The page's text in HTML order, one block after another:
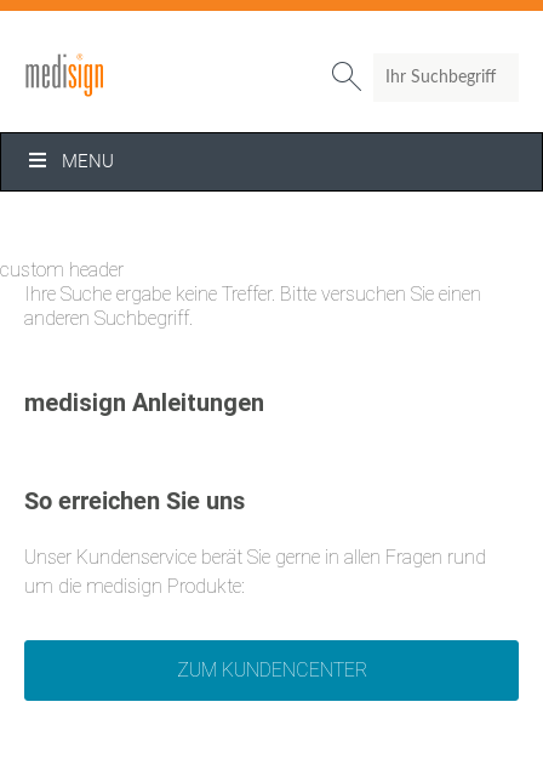
 Search
MENU
custom header
Ihre Suche ergabe keine Treffer. Bitte versuchen Sie einen
anderen Suchbegriff.
medisign Anleitungen
So erreichen Sie uns
Unser Kundenservice berät Sie gerne in allen Fragen rund
um die medisign Produkte:
ZUM KUNDENCENTER